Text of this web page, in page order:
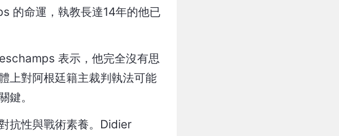
的命運，執教長達14年的他已
表示，他完全沒有思
上對阿根廷籍主裁判執法可能
鍵。
抗性與戰術素養。Didier